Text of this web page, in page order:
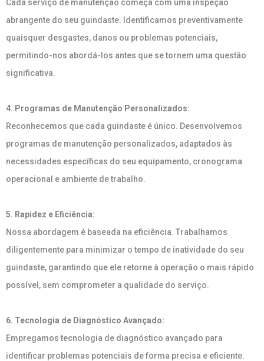
Cada serviço de manutenção começa com uma inspeção
abrangente do seu guindaste. Identificamos preventivamente
quaisquer desgastes, danos ou problemas potenciais,
permitindo-nos abordá-los antes que se tornem uma questão
significativa.
4. Programas de Manutenção Personalizados:
Reconhecemos que cada guindaste é único. Desenvolvemos
programas de manutenção personalizados, adaptados às
necessidades específicas do seu equipamento, cronograma
operacional e ambiente de trabalho.
5. Rapidez e Eficiência:
Nossa abordagem é baseada na eficiência. Trabalhamos
diligentemente para minimizar o tempo de inatividade do seu
guindaste, garantindo que ele retorne à operação o mais rápido
possível, sem comprometer a qualidade do serviço.
6. Tecnologia de Diagnóstico Avançado:
Empregamos tecnologia de diagnóstico avançado para
identificar problemas potenciais de forma precisa e eficiente.